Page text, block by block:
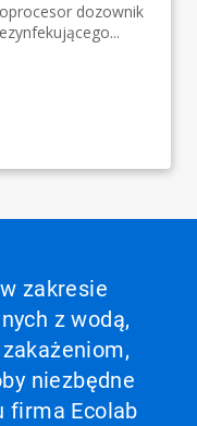
dozownik
zakresie
z wodą,
niezbędne
firma Ecolab